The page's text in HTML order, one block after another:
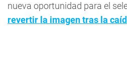
nueva oportunidad para el
revertir la imagen tras la